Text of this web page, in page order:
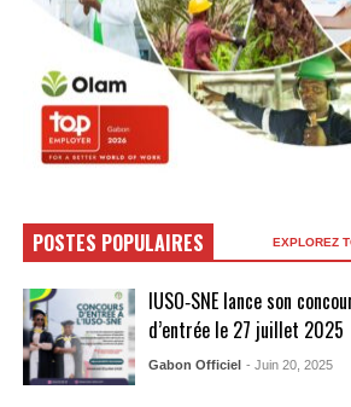
POSTES POPULAIRES EXPLOREZ
IUSO‑SNE lance son
d’entrée le 27 juillet 2025
Gabon Officiel - Juin 20, 2025